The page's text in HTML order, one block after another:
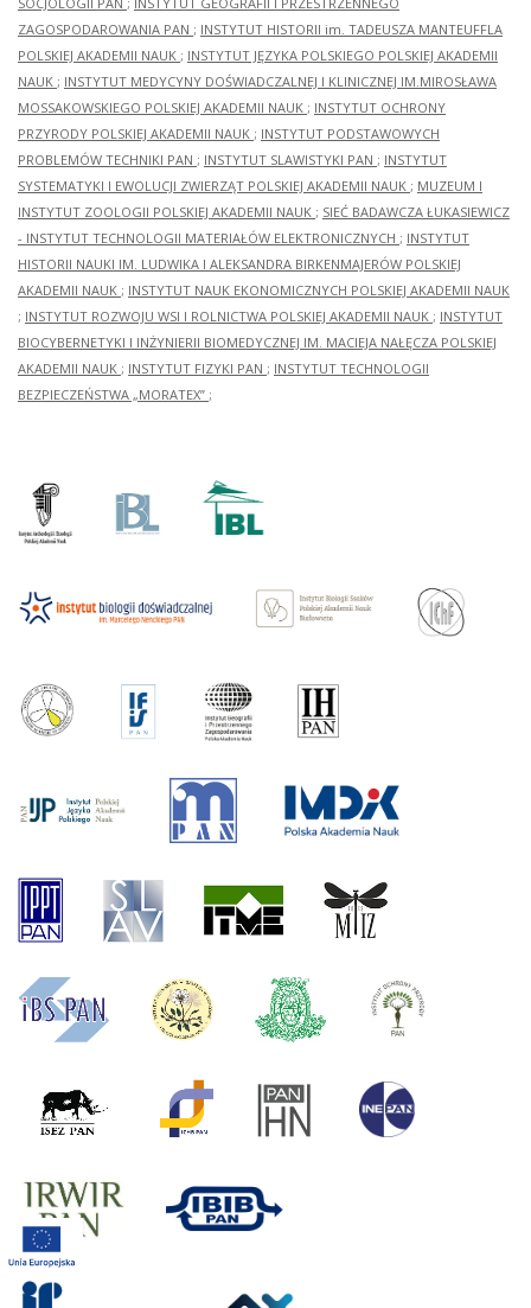
ZAGOSPODAROWANIA PAN ; INSTYTUT HISTORII im. TADEUSZA MANTEUFFLA
POLSKIEJ AKADEMII NAUK ; INSTYTUT JĘZYKA POLSKIEGO POLSKIEJ AKADEMII
NAUK ; INSTYTUT MEDYCYNY DOŚWIADCZALNEJ I KLINICZNEJ IM.MIROSŁAWA
MOSSAKOWSKIEGO POLSKIEJ AKADEMII NAUK ; INSTYTUT OCHRONY
PRZYRODY POLSKIEJ AKADEMII NAUK ; INSTYTUT PODSTAWOWYCH
PROBLEMÓW TECHNIKI PAN ; INSTYTUT SLAWISTYKI PAN ; INSTYTUT
SYSTEMATYKI I EWOLUCJI ZWIERZĄT POLSKIEJ AKADEMII NAUK ; MUZEUM I
INSTYTUT ZOOLOGII POLSKIEJ AKADEMII NAUK ; SIEĆ BADAWCZA ŁUKASIEWICZ
- INSTYTUT TECHNOLOGII MATERIAŁÓW ELEKTRONICZNYCH ; INSTYTUT
HISTORII NAUKI IM. LUDWIKA I ALEKSANDRA BIRKENMAJERÓW POLSKIEJ
AKADEMII NAUK ; INSTYTUT NAUK EKONOMICZNYCH POLSKIEJ AKADEMII NAUK
; INSTYTUT ROZWOJU WSI I ROLNICTWA POLSKIEJ AKADEMII NAUK ; INSTYTUT
BIOCYBERNETYKI I INŻYNIERII BIOMEDYCZNEJ IM. MACIEJA NAŁĘCZA POLSKIEJ
AKADEMII NAUK ; INSTYTUT FIZYKI PAN ; INSTYTUT TECHNOLOGII
BEZPIECZEŃSTWA „MORATEX” ;